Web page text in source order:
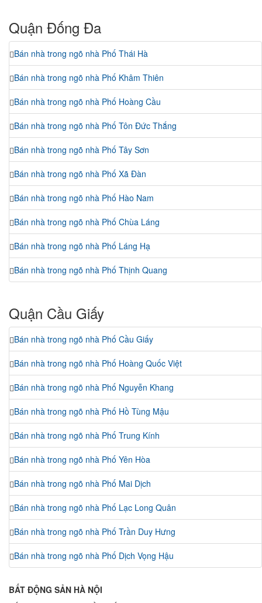
Quận Đống Đa
Bán nhà trong ngõ nhà Phố Thái Hà
Bán nhà trong ngõ nhà Phố Khâm Thiên
Bán nhà trong ngõ nhà Phố Hoàng Cầu
Bán nhà trong ngõ nhà Phố Tôn Đức Thắng
Bán nhà trong ngõ nhà Phố Tây Sơn
Bán nhà trong ngõ nhà Phố Xã Đàn
Bán nhà trong ngõ nhà Phố Hào Nam
Bán nhà trong ngõ nhà Phố Chùa Láng
Bán nhà trong ngõ nhà Phố Láng Hạ
Bán nhà trong ngõ nhà Phố Thịnh Quang
Quận Cầu Giấy
Bán nhà trong ngõ nhà Phố Cầu Giấy
Bán nhà trong ngõ nhà Phố Hoàng Quốc Việt
Bán nhà trong ngõ nhà Phố Nguyễn Khang
Bán nhà trong ngõ nhà Phố Hồ Tùng Mậu
Bán nhà trong ngõ nhà Phố Trung Kính
Bán nhà trong ngõ nhà Phố Yên Hòa
Bán nhà trong ngõ nhà Phố Mai Dịch
Bán nhà trong ngõ nhà Phố Lạc Long Quân
Bán nhà trong ngõ nhà Phố Trần Duy Hưng
Bán nhà trong ngõ nhà Phố Dịch Vọng Hậu
BẤT ĐỘNG SẢN HÀ NỘI